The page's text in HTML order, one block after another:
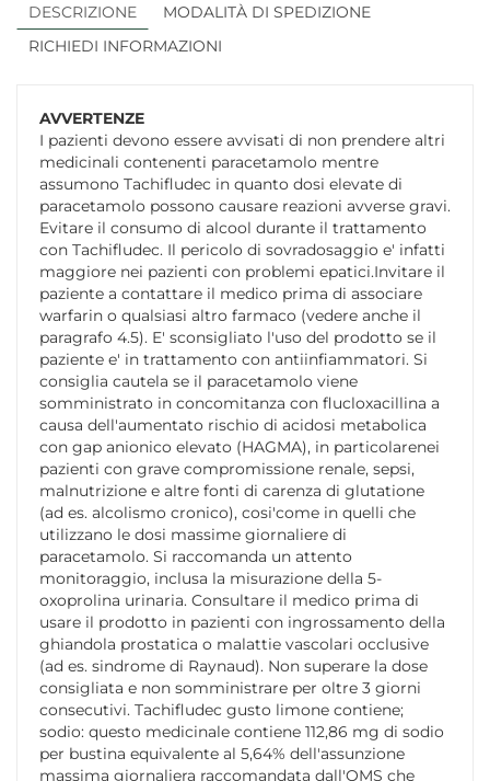
DESCRIZIONE
MODALITÀ DI SPEDIZIONE
RICHIEDI INFORMAZIONI
AVVERTENZE
I pazienti devono essere avvisati di non prendere altri
medicinali contenenti paracetamolo mentre
assumono Tachifludec in quanto dosi elevate di
paracetamolo possono causare reazioni avverse gravi.
Evitare il consumo di alcool durante il trattamento
con Tachifludec. Il pericolo di sovradosaggio e' infatti
maggiore nei pazienti con problemi epatici.Invitare il
paziente a contattare il medico prima di associare
warfarin o qualsiasi altro farmaco (vedere anche il
paragrafo 4.5). E' sconsigliato l'uso del prodotto se il
paziente e' in trattamento con antiinfiammatori. Si
consiglia cautela se il paracetamolo viene
somministrato in concomitanza con flucloxacillina a
causa dell'aumentato rischio di acidosi metabolica
con gap anionico elevato (HAGMA), in particolarenei
pazienti con grave compromissione renale, sepsi,
malnutrizione e altre fonti di carenza di glutatione
(ad es. alcolismo cronico), cosi'come in quelli che
utilizzano le dosi massime giornaliere di
paracetamolo. Si raccomanda un attento
monitoraggio, inclusa la misurazione della 5-
oxoprolina urinaria. Consultare il medico prima di
usare il prodotto in pazienti con ingrossamento della
ghiandola prostatica o malattie vascolari occlusive
(ad es. sindrome di Raynaud). Non superare la dose
consigliata e non somministrare per oltre 3 giorni
consecutivi. Tachifludec gusto limone contiene;
sodio: questo medicinale contiene 112,86 mg di sodio
per bustina equivalente al 5,64% dell'assunzione
massima giornaliera raccomandata dall'OMS che